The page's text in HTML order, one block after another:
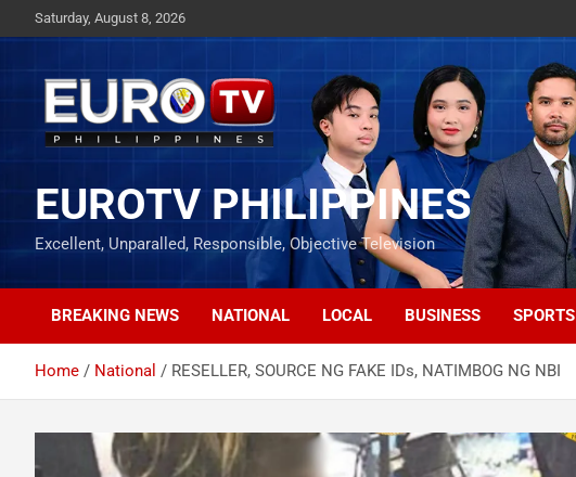
to
Saturday, August 8, 2026
EUROTV PHILIPPINES
Excellent, Unparalled, Responsible, Objective Television
BREAKING NEWS NATIONAL LOCAL BUSINESS SPORTS
Home National RESELLER, SOURCE NG FAKE IDs, NATIMBOG NG NBI